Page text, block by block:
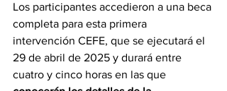
Los participantes accedieron a una beca
completa para esta primera
intervención CEFE, que se ejecutará el
29 de abril de 2025 y durará entre
cuatro y cinco horas en las que